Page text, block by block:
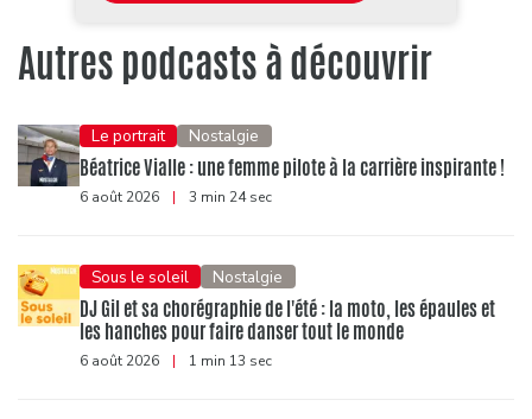
Autres podcasts à découvrir
Le portrait Nostalgie
Béatrice Vialle : une femme pilote à la carrière inspirante !
6 août 2026 | 3 min 24 sec
Sous le soleil Nostalgie
DJ Gil et sa chorégraphie de l'été : la moto, les épaules et
les hanches pour faire danser tout le monde
6 août 2026 | 1 min 13 sec